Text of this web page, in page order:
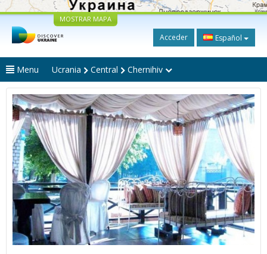
MOSTRAR MAPA
Acceder Español
Menu Ucrania Central Chernihiv